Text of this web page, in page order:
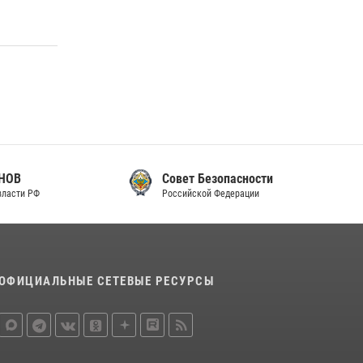
Росгвардии Героя России генерала армии
Виктора Золотова с заместителем
Совет Безопасности
Российской Федерации
СЕТЕВЫЕ РЕСУРСЫ